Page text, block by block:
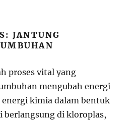
JANTUNG
proses vital yang
mengubah energi
kimia dalam bentuk
berlangsung di kloroplas,